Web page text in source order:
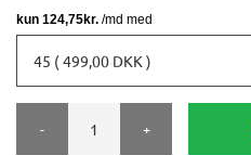
45 ( 499,00 DKK )
- +